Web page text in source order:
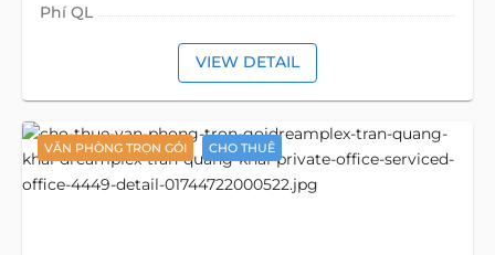
Phí QL
VIEW DETAIL
VĂN PHÒNG TRỌN GÓI CHO THUÊ